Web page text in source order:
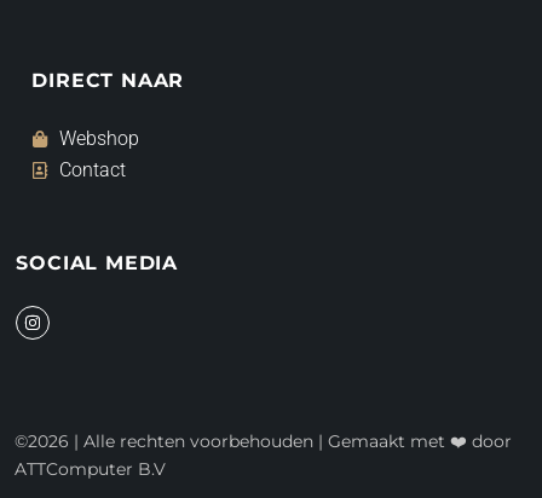
DIRECT NAAR
Webshop
Contact
SOCIAL MEDIA
I
n
s
a
m
©2026 | Alle rechten voorbehouden | Gemaakt met ❤️ door
ATTComputer B.V